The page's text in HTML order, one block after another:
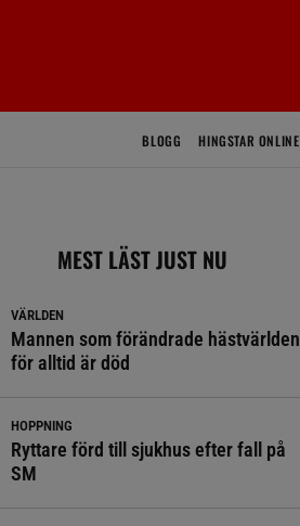
BLOGG HINGSTAR ONLINE
MEST LÄST JUST NU
VÄRLDEN
Mannen som förändrade hästvärlden
för alltid är död
HOPPNING
Ryttare förd till sjukhus efter fall på
SM